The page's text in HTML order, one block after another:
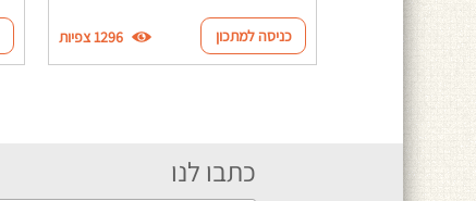
כניסה למתכון 1296 צפיות
כתבו לנו